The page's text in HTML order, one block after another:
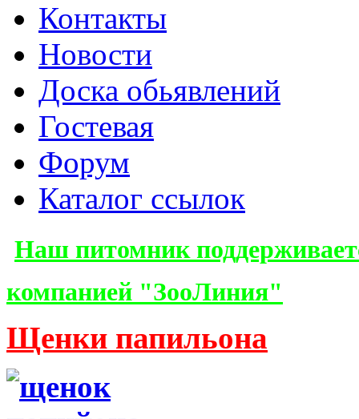
Контакты
Новости
Доска обьявлений
Гостевая
Форум
Каталог ссылок
Наш питомник
компанией "ЗооЛиния"
Щенки папильона